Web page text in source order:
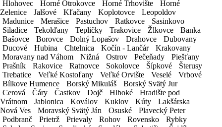
*vratná záloha 330€
*cena je uvedená bez DPH
1 deň:
34,56€
2-3 dni:
31,10€
4-7 dní:
29,95€
8-11 dní:
26,50€
12-14 dní: 25,34€
15-20 dní:
25,34€
21-25 dní: 24,19€
26-30 dní:
23,04€
nad 31 dní: dohodou
Hlohovec
Horné Otrokovce Horné Trhovište
Horné
Zelenice
Jalšové Kľačany Koplotovce
Leopoldov
Madunice
Merašice Pastuchov Ratkovce
Sasinkovo
Siladice
Tekolďany Tepličky Trakovice Žlkovce
Banka
Bašovce
Borovce Dolný Lopašov Drahovce
Dubovany
Ducové
Hubina Chtelnica Kočín - Lančár
Krakovany
Moravany nad Váhom
Nižná Ostrov Pečeňady
Piešťany
Prašník
Rakovice Ratnovce Sokolovce Šípkové
Šterusy
Trebatice
Veľké Kostoľany Veľké Orvište Veselé
Vrbové
Bílkove Humence
Borský Mikuláš
Borský Svätý Jur
Cerová
Čáry Častkov Dojč Hlboké
Hradište pod
Vrátnom
Jablonica Koválov Kuklov Kúty
Lakšárska
Nová Ves
Moravský Svätý Ján Osuské
Plavecký Peter
Podbranč
Prietrž Prievaly Rohov Rovensko
Rybky
Hlohovec
Horné Otrokovce Horné Trhovište
Horné
Zelenice
Jalšové Kľačany Koplotovce
Leopoldov
Madunice
Merašice Pastuchov Ratkovce
Sasinkovo
Siladice
Tekolďany Tepličky Trakovice Žlkovce
Banka
Bašovce
Borovce Dolný Lopašov Drahovce
Dubovany
Ducové
Hubina Chtelnica Kočín - Lančár
Krakovany
Moravany nad Váhom
Nižná Ostrov Pečeňady
Piešťany
Prašník
Rakovice Ratnovce Sokolovce Šípkové
Šterusy
Trebatice
Veľké Kostoľany Veľké Orvište Veselé
Vrbové
Bílkove Humence
Borský Mikuláš
Borský Svätý Jur
Cerová
Čáry Častkov Dojč Hlboké
Hradište pod
Vrátnom
Jablonica Koválov Kuklov Kúty
Lakšárska
Nová Ves
Moravský Svätý Ján Osuské
Plavecký Peter
Podbranč
Prietrž Prievaly Rohov Rovensko
Rybky